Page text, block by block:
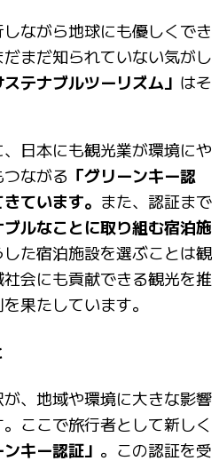
ながら地球にも優しくでき
まだ知られていない気がし
ステナブルツーリズム」 はそ
日本にも観光業が環境にや
ながる 「グリーンキー認
ています。 また、認証まで
ルなことに取り組む宿泊施
した宿泊施設を選ぶことは観
会にも貢献できる観光を推
果たしています。
、地域や環境に大きな影響
ここで旅行者として新しく
ンキー認証」 。この認証を受